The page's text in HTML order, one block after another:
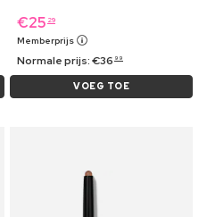
€25 29
Memberprijs
Normale prijs:€36 99
VOEG TOE